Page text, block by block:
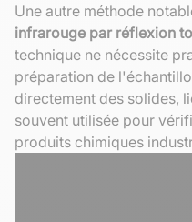
Une autre méthode
infrarouge par réflexion
technique ne nécessite
préparation de
directement des solides,
souvent utilisée pour
produits chimiques